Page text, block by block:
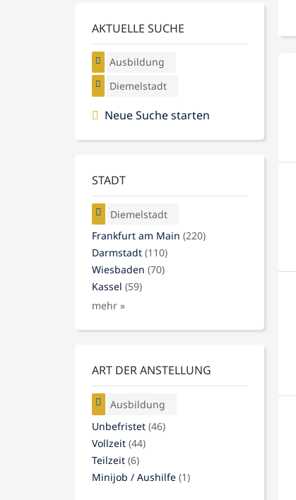
AKTUELLE SUCHE
Ausbildung
Diemelstadt
Neue Suche starten
STADT
Diemelstadt
Frankfurt am Main (220)
Darmstadt (110)
Wiesbaden (70)
Kassel (59)
mehr »
ART DER ANSTELLUNG
Ausbildung
Unbefristet (46)
Vollzeit (44)
Teilzeit (6)
Minijob / Aushilfe (1)